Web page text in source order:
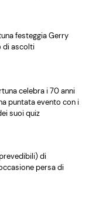
festeggia Gerry
di ascolti
celebra i 70 anni
puntata evento con i
suoi quiz
di
persa di